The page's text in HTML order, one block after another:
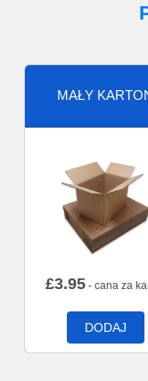
MAŁY
£3.95- cana za
DODAJ